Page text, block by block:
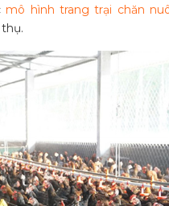
mô hình trang trại chăn